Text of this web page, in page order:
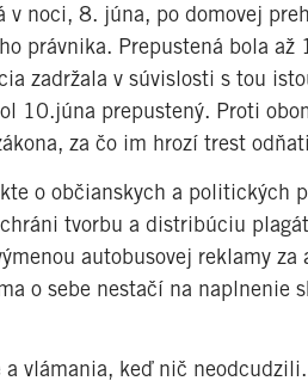
noci, 8. júna, po domovej
právnika. Prepustená bola
zadržala v súvislosti s tou
10.júna prepustený. Proti
za čo im hrozí trest
o občianskych a politických
tvorbu a distribúciu
autobusovej reklamy
o sebe nestačí na naplnenie
vlámania, keď nič